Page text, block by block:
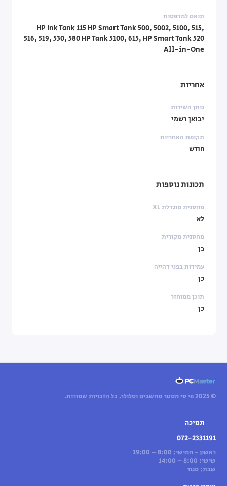
תואם למדפסות
HP Ink Tank 115 HP Smart Tank 500, 5002, 5100, 515,
516, 519, 530, 580 HP Tank 5100, 615, HP Smart Tank 520
All-in-One
אחריות
נותן השירות
יבואן רשמי
תקופת האחריות
חודש
תכונות נוספות
מחסנית מוגדלת XL
לא
מחסנית מקורית
כן
עמידות בפני דהייה
כן
תוכן ממוחזר
כן
© 2025 פי סי מסטר מחשבים וסלולר. כל הזכויות שמורות.
תמיכה
072-2331191
ראשון - חמישי: 8:00 – 19:00
שישי: 8:00 – 14:00
שבת: סגור